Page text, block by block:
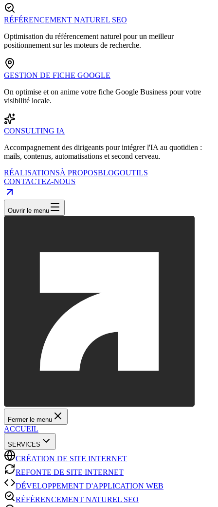
RÉFÉRENCEMENT NATUREL SEO
Optimisation du référencement naturel pour un meilleur
positionnement sur les moteurs de recherche.
GESTION DE FICHE GOOGLE
On optimise et on anime votre fiche Google Business pour votre
visibilité locale.
CONSULTING IA
Accompagnement des dirigeants pour intégrer l'IA au quotidien :
mails, contenus, automatisations et second cerveau.
RÉALISATIONSÀ PROPOSBLOGOUTILS
CONTACTEZ-NOUS
Ouvrir le menu
Fermer le menu
ACCUEIL
SERVICES
CRÉATION DE SITE INTERNET
REFONTE DE SITE INTERNET
DÉVELOPPEMENT D'APPLICATION WEB
RÉFÉRENCEMENT NATUREL SEO